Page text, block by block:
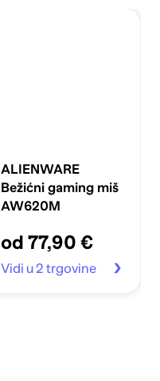
ALIENWARE
Bežićni gaming miš
AW620M
od 77,90 €
Vidi u 2 trgovine